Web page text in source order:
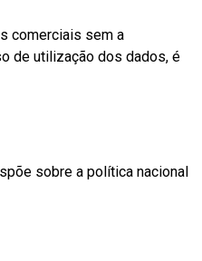
comerciais sem a
de utilização dos dados, é
sobre a política nacional